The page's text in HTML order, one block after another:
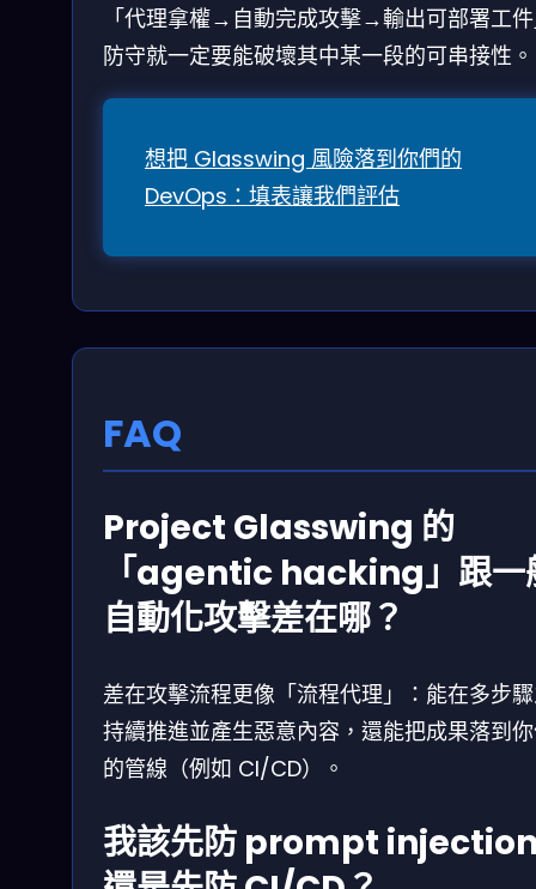
「代理拿權→自動完成攻擊→輸出可部署工
防守就一定要能破壞其中某一段的可串接性。
想把 Glasswing 風險落到你們的
DevOps：填表讓我們評估
FAQ
Project Glasswing 的
「agentic hacking」跟一
自動化攻擊差在哪？
差在攻擊流程更像「流程代理」：能在多步
持續推進並產生惡意內容，還能把成果落到
的管線（例如 CI/CD）。
我該先防 prompt